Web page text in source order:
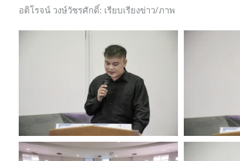
อติโรจน์ วงษ์วัชรศักดิ์: เรียบเรียงข่าว/ภาพ